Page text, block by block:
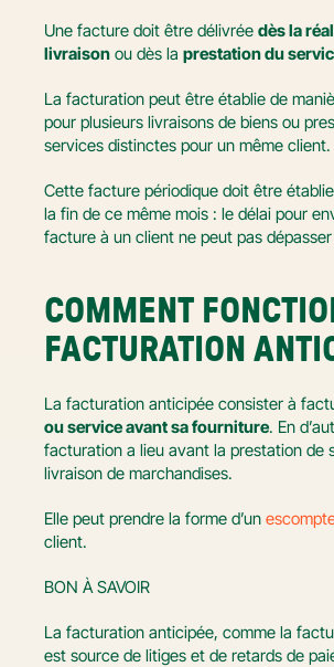
Une facture doit être délivrée dès la
livraison ou dès la prestation du
La facturation peut être établie de
pour plusieurs livraisons de biens ou
services distinctes pour un même client.
Cette facture périodique doit être
la fin de ce même mois : le délai pour
facture à un client ne peut pas dépasser
COMMENT
FACTURATION
La facturation anticipée consister à
ou service avant sa fourniture. En
facturation a lieu avant la prestation de
livraison de marchandises.
Elle peut prendre la forme d’un
client.
BON À SAVOIR
La facturation anticipée, comme la
est source de litiges et de retards de